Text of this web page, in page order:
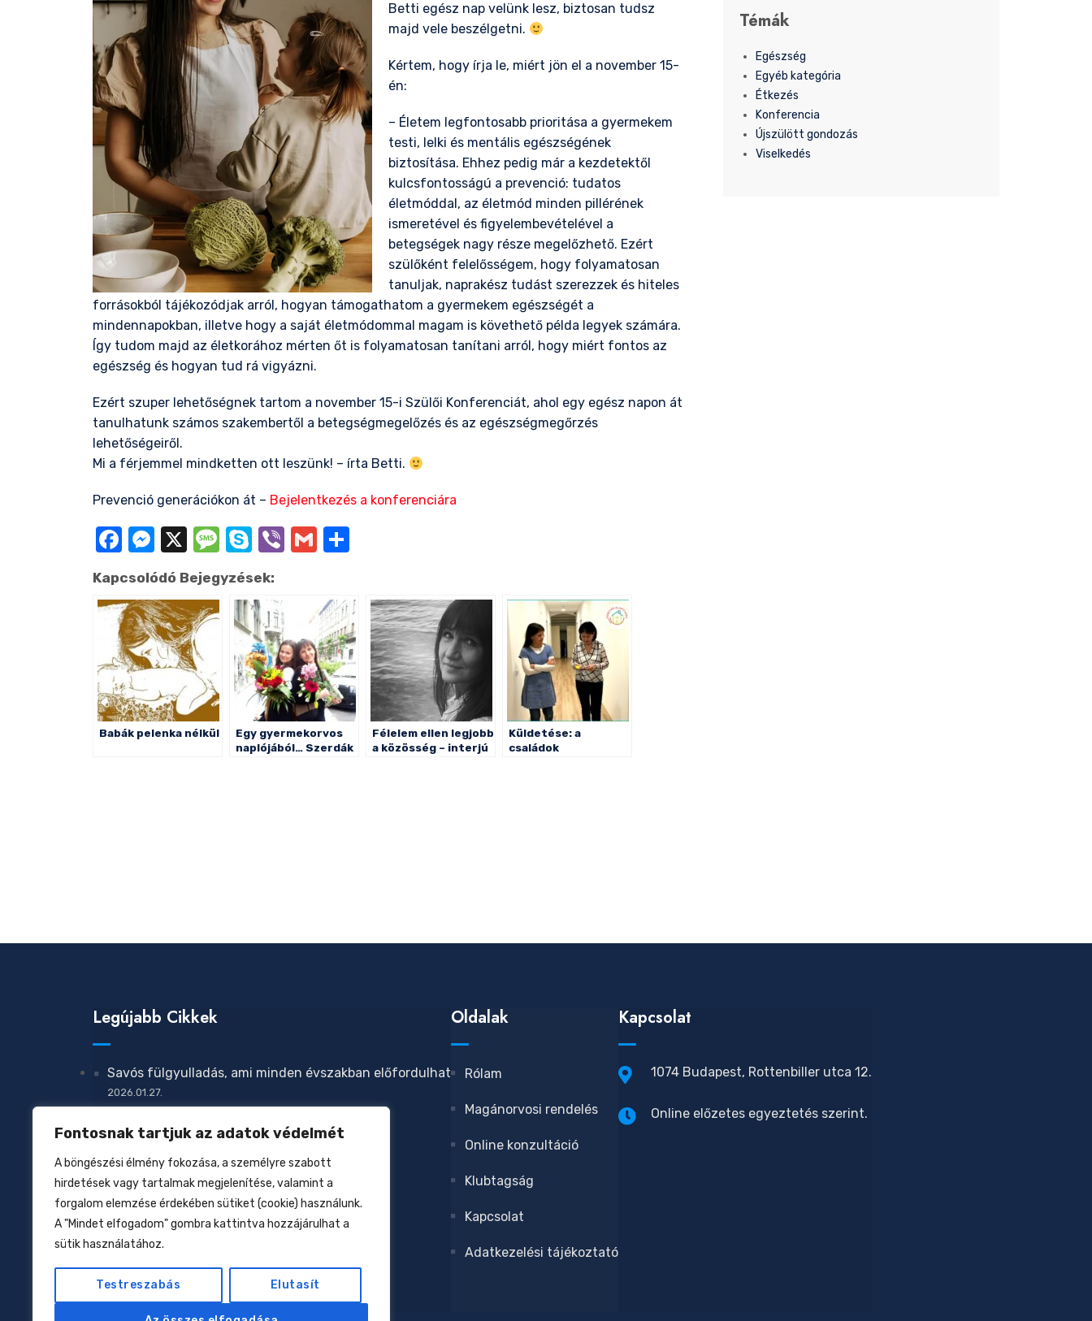
Fontosnak tartjuk az adatok védelmét
A böngészési élmény fokozása, a személyre szabott
hirdetések vagy tartalmak megjelenítése, valamint a
forgalom elemzése érdekében sütiket (cookie) használunk.
A "Mindet elfogadom" gombra kattintva hozzájárulhat a
sütik használatához.
Testreszabás Elutasít
Betti egész nap velünk lesz, biztosan tudsz
majd vele beszélgetni.
Kértem, hogy írja le, miért jön el a november 15-
én:
– Életem legfontosabb prioritása a gyermekem
testi, lelki és mentális egészségének
biztosítása. Ehhez pedig már a kezdetektől
kulcsfontosságú a prevenció: tudatos
életmóddal, az életmód minden pillérének
ismeretével és figyelembevételével a
betegségek nagy része megelőzhető. Ezért
szülőként felelősségem, hogy folyamatosan
tanuljak, naprakész tudást szerezzek és hiteles
forrásokból tájékozódjak arról, hogyan támogathatom a gyermekem egészségét a
mindennapokban, illetve hogy a saját életmódommal magam is követhető példa legyek számára.
Így tudom majd az életkorához mérten őt is folyamatosan tanítani arról, hogy miért fontos az
egészség és hogyan tud rá vigyázni.
Ezért szuper lehetőségnek tartom a november 15-i Szülői Konferenciát, ahol egy egész napon át
tanulhatunk számos szakembertől a betegségmegelőzés és az egészségmegőrzés
lehetőségeiről.
Mi a férjemmel mindketten ott leszünk! – írta Betti.
Prevenció generációkon át – Bejelentkezés a konferenciára
Facebook
Messenger
X Message
Skype
ViberGmail
Kapcsolódó Bejegyzések:
Babák pelenka nélkül
Egy gyermekorvos
naplójából… Szerdák
Félelem ellen legjobb
a közösség – interjú
Küldetése: a
családok
Témák
Egészség
Egyéb kategória
Étkezés
Konferencia
Újszülött gondozás
Viselkedés
Legújabb Cikkek
Savós fülgyulladás, ami minden évszakban előfordulhat
2026.01.27.
Megelőzhető-e az atopiás dermatitisz?
Zavar a növekedésben
2026.01.27.
Csecsemőtáplálás az elmúlt 160 évben
2026.01.17.
Allergiák: kell-e nekünk az eliminációs diéta?
Oldalak
Rólam
Magánorvosi rendelés
Online konzultáció
Klubtagság
Kapcsolat
Adatkezelési tájékoztató
Kapcsolat
1074 Budapest, Rottenbiller utca 12.
Online előzetes egyeztetés szerint.